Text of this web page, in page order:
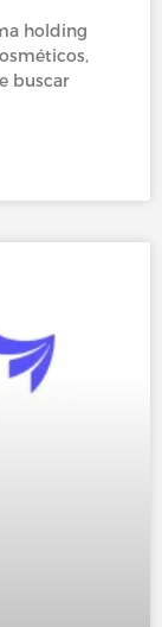
holding
buscar